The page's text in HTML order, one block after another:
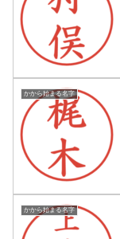
かから始まる名字
かから始まる名字